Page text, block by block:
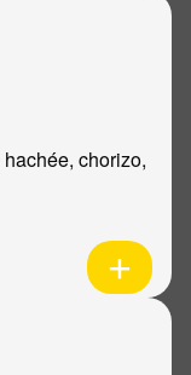
chorizo,